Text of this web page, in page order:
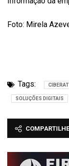
Foto: Mirela
Tags:
SOLUÇÕES DIGITAIS
COMPARTILHE